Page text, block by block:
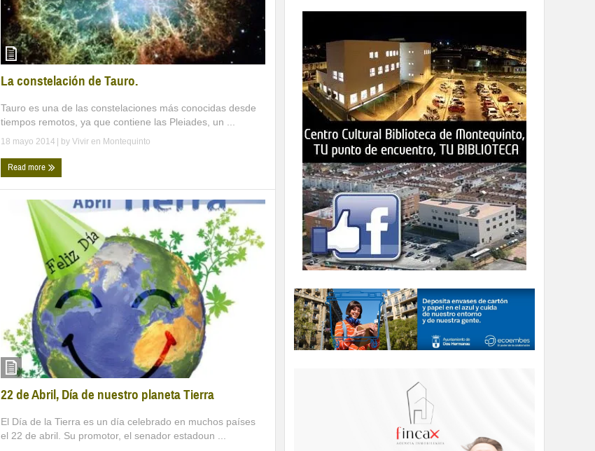
La constelación de Tauro.
Tauro es una de las constelaciones más conocidas desde
tiempos remotos, ya que contiene las Pleiades, un ...
18 mayo 2014 | by Vivir en Montequinto
Read more
22 de Abril, Día de nuestro planeta Tierra
El Día de la Tierra es un día celebrado en muchos países
el 22 de abril. Su promotor, el senador estadoun ...